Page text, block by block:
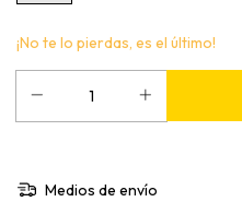
¡No te lo pierdas, es el último!
Medios de envío